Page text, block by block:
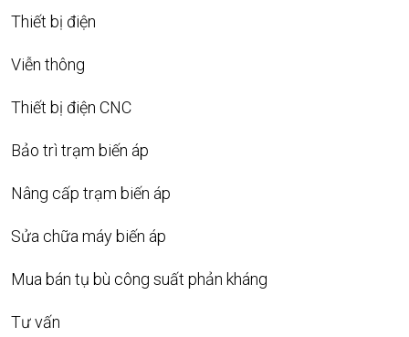
Thiết bị điện
Viễn thông
Thiết bị điện CNC
Bảo trì trạm biến áp
Nâng cấp trạm biến áp
Sửa chữa máy biến áp
Mua bán tụ bù công suất phản kháng
Tư vấn